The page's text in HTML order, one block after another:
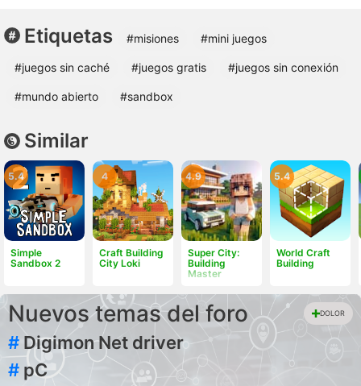
Etiquetas #misiones #mini juegos
#juegos sin caché #juegos gratis #juegos sin conexión
#mundo abierto #sandbox
Similar
Simple
Sandbox 2
5.4
Craft Building
City Loki
4
Super City:
Building
Master
4.9
World Craft
Building
5.4
Nuevos temas del foro DOLOR
# Digimon Net driver
# pC